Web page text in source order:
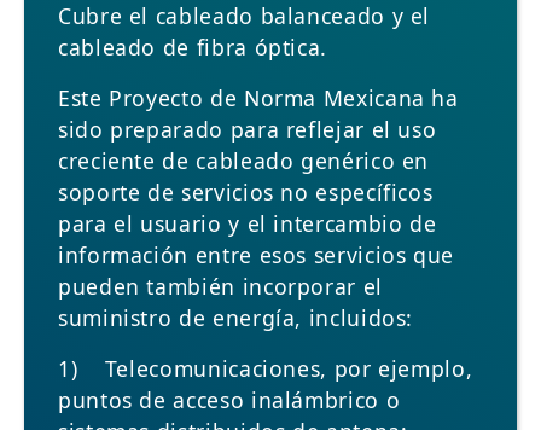
Cubre el cableado balanceado y el
cableado de fibra óptica.
Este Proyecto de Norma Mexicana ha
sido preparado para reflejar el uso
creciente de cableado genérico en
soporte de servicios no específicos
para el usuario y el intercambio de
información entre esos servicios que
pueden también incorporar el
suministro de energía, incluidos:
1) Telecomunicaciones, por ejemplo,
puntos de acceso inalámbrico o